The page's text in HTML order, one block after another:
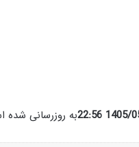
1405/05/ به روزرسانی شده